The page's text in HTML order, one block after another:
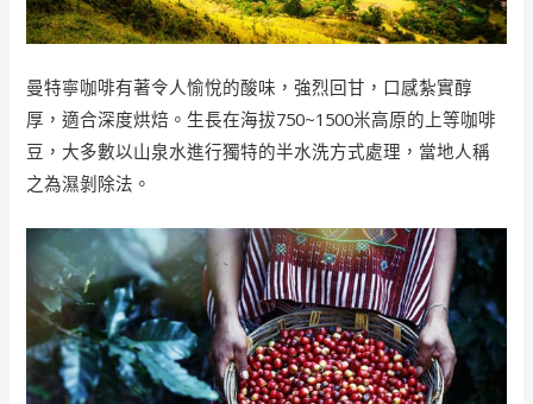
曼特寧咖啡有著令人愉悅的酸味，強烈回甘，口感紮實醇
厚，適合深度烘焙。生長在海拔750~1500米高原的上等咖啡
豆，大多數以山泉水進行獨特的半水洗方式處理，當地人稱
之為濕剝除法。